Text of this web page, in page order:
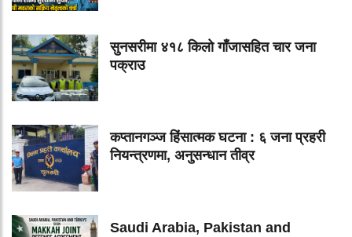
सुनसरीमा ४१८ किलो गाँजासहित चार जना
पक्राउ
कप्तानगञ्ज हिंसात्मक घटना : ६ जना प्रहरी
नियन्त्रणमा, अनुसन्धान तीव्र
Saudi Arabia, Pakistan and